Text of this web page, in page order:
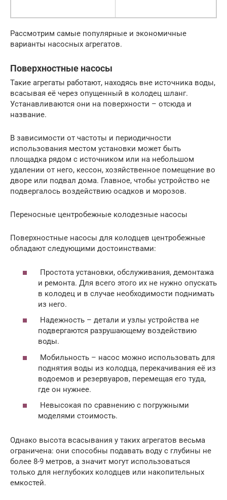
Рассмотрим самые популярные и экономичные
варианты насосных агрегатов.
Поверхностные насосы
Такие агрегаты работают, находясь вне источника воды,
всасывая её через опущенный в колодец шланг.
Устанавливаются они на поверхности – отсюда и
название.
В зависимости от частоты и периодичности
использования местом установки может быть
площадка рядом с источником или на небольшом
удалении от него, кессон, хозяйственное помещение во
дворе или подвал дома. Главное, чтобы устройство не
подвергалось воздействию осадков и морозов.
Переносные центробежные колодезные насосы
Поверхностные насосы для колодцев центробежные
обладают следующими достоинствами:
Простота установки, обслуживания, демонтажа
и ремонта. Для всего этого их не нужно опускать
в колодец и в случае необходимости поднимать
из него.
Надежность – детали и узлы устройства не
подвергаются разрушающему воздействию
воды.
Мобильность – насос можно использовать для
поднятия воды из колодца, перекачивания её из
водоемов и резервуаров, перемещая его туда,
где он нужнее.
Невысокая по сравнению с погружными
моделями стоимость.
Однако высота всасывания у таких агрегатов весьма
ограничена: они способны подавать воду с глубины не
более 8-9 метров, а значит могут использоваться
только для неглубоких колодцев или накопительных
емкостей.